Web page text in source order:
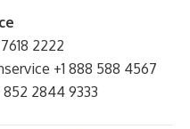
2222
+1 888 588 4567
2844 9333